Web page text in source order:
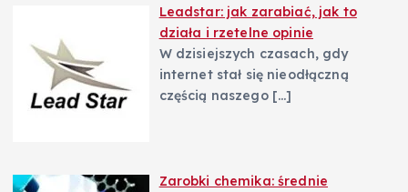
Leadstar: jak zarabiać, jak to
działa i rzetelne opinie
W dzisiejszych czasach, gdy
internet stał się nieodłączną
częścią naszego […]
Zarobki chemika: średnie